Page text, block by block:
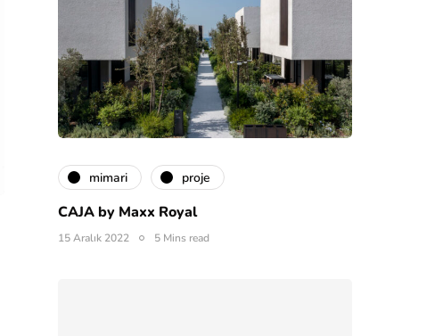
mimari proje
CAJA by Maxx Royal
15 Aralık 2022 5 Mins read